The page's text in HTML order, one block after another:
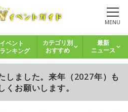
MENU
イベント
ランキング
カテゴリ別
おすすめ
最新
ニュース
しました。来年（2027年）も
くお願いします。